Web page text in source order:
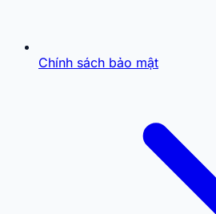
Chính sách bảo mật